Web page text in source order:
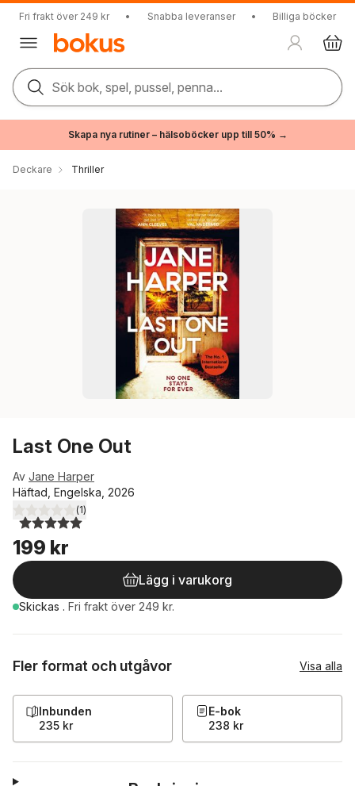
Fri frakt över 249 kr • Snabba leveranser • Billiga böcker
Sök bok, spel, pussel, penna...
Skapa nya rutiner – hälsoböcker upp till 50% →
Deckare Thriller
Last One Out
Av Jane Harper
Häftad, Engelska, 2026
5,0utav 5 stjärnor. Totalt antal röster:
(1)
199 kr
Lägg i varukorg
Skickas . Fri frakt över 249 kr.
Fler format och utgåvor Visa alla
Inbunden
235 kr
E-bok
238 kr